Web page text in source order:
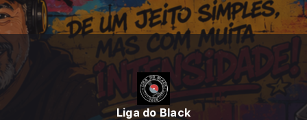
Liga do Black